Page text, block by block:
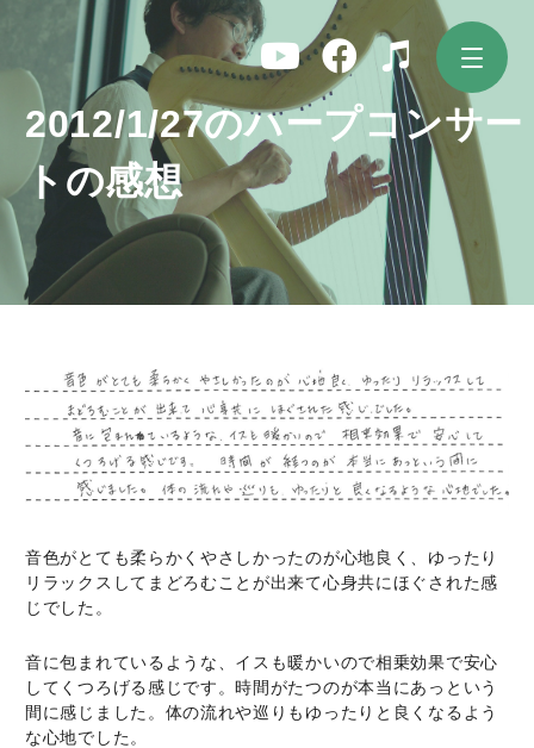
ッ
2012/1/27のハープコンサー
トの感想
音色がとても柔らかくやさしかったのが心地良く、ゆったり
リラックスしてまどろむことが出来て心身共にほぐされた感
じでした。
音に包まれているような、イスも暖かいので相乗効果で安心
してくつろげる感じです。時間がたつのが本当にあっという
間に感じました。体の流れや巡りもゆったりと良くなるよう
な心地でした。